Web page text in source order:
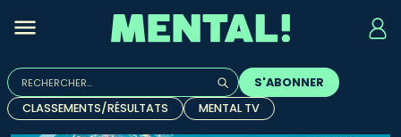
Rechercher :
Quand les résultats de l'auto-complétion sont
S'ABONNER
CLASSEMENTS/RÉSULTATS
MENTAL TV